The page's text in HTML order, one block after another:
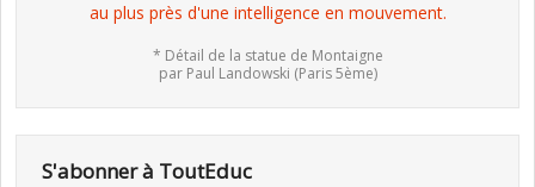
au plus près d'une intelligence en mouvement.
* Détail de la statue de Montaigne
par Paul Landowski (Paris 5ème)
S'abonner à ToutEduc